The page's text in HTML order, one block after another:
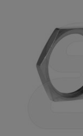
Prowadzenie kabli
Rozdzielnice i obudowy
Sieci zewnętrzne
Stacje ładowania
Systemy bezpieczeństwa
Technika grzewcza